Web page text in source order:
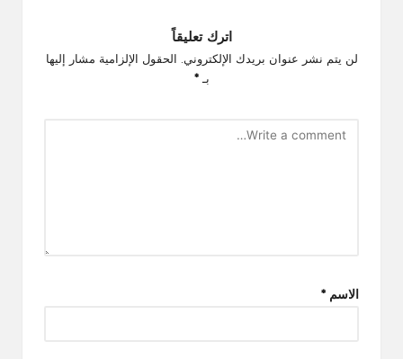
اترك تعليقاً
لن يتم نشر عنوان بريدك الإلكتروني.
الحقول الإلزامية مشار إليها
بـ*
الاسم *